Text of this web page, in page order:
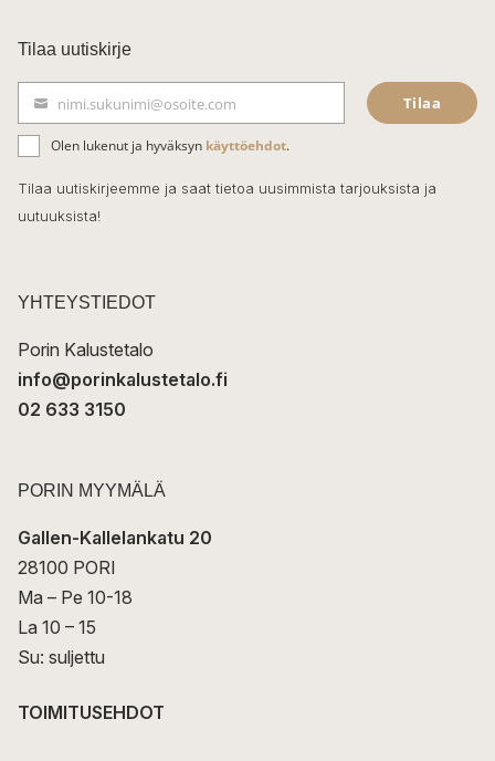
c
e
b
o
o
k
Tilaa uutiskirje
ä
h
k
t
nimi.sukunimi@osoite.com Tilaa
Olen lukenut ja hyväksyn käyttöehdot.
Tilaa uutiskirjeemme ja saat tietoa uusimmista tarjouksista ja
uutuuksista!
YHTEYSTIEDOT
Porin Kalustetalo
info@porinkalustetalo.fi
02 633 3150
PORIN MYYMÄLÄ
Gallen-Kallelankatu 20
28100 PORI
Ma – Pe 10-18
La 10 – 15
Su: suljettu
TOIMITUSEHDOT